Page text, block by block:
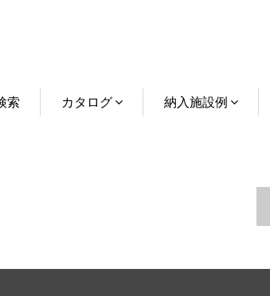
索 カタログ 納入施設例